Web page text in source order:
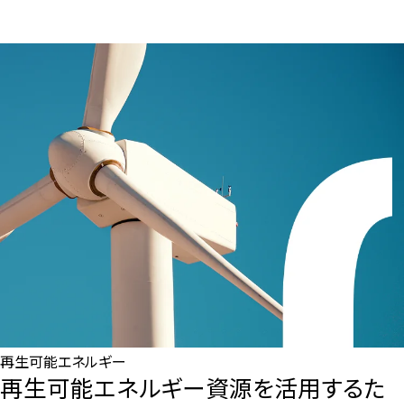
再生可能エネルギー
再生可能エネルギー資源を活用するた